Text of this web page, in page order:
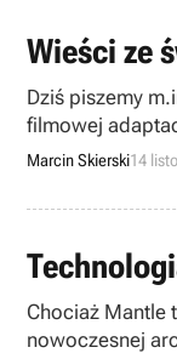
Wieści ze
Dziś piszemy
filmowej
Marcin Skierski14
Chociaż Mantle
nowoczesnej